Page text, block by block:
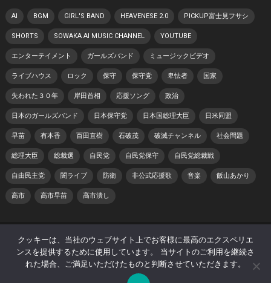
AI BGM GIRL'S BAND HEAVENESE 2.0 PICKUP富士見フサシ
SHORTS SOWAKA AI MUSIC CHANNEL YOUTUBE
エンターテイメント ガールズバンド ミュージックビデオ
ライブハウス ロック 保守 保守党 卑怯者 国家
失われた３０年 岸田首相 応援ソング 政治
日本のガールズバンド 日本保守党 日本国総理大臣 日米同盟
早苗 有本香 百田直樹 石破茂 破滅チャンネル 社会問題
総理大臣 総裁選 自民党 自民党保守 自民党総裁戦
自由民主党 闇ライブ 防衛 非公式応援歌 音楽 飯山あかり
高市 高市早苗 高市潰し
© 2026 日本 寿チャンネル -WordPress Theme by
WPEnjoy
ホーム
プライバシーポリシー
著作権・肖像権について
サイトマップ
クッキーは、当社のウェブサイト上でお客様に最高のエクスペリエ
ンスを提供するために使用しています。 当サイトのご利用を継続さ
れた場合、ご満足いただけたものと判断させていただきます。